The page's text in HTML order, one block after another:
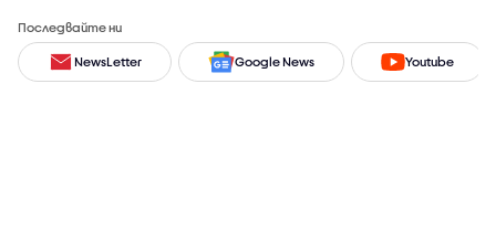
Последвайте ни
NewsLetter Google News Youtube